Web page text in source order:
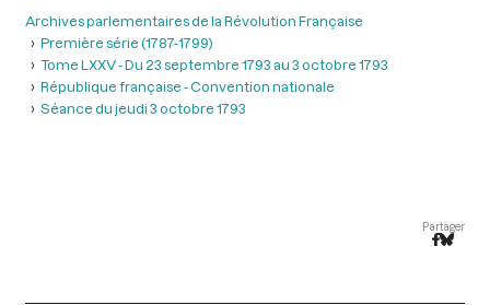
Archives parlementaires de la Révolution Française
Première série (1787-1799)
Tome LXXV - Du 23 septembre 1793 au 3 octobre 1793
République française - Convention nationale
Séance du jeudi 3 octobre 1793
Partager